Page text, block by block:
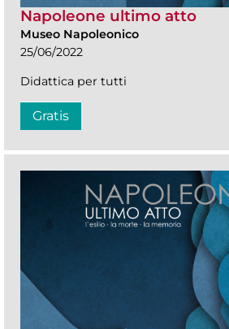
Napoleone ultimo atto
Museo Napoleonico
25/06/2022
Didattica per tutti
Gratis